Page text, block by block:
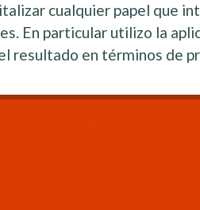
cualquier papel que
En particular utilizo la
resultado en términos de